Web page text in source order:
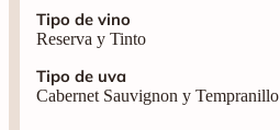
Tipo de vino
Reserva y Tinto
Tipo de uva
Cabernet Sauvignon y Tempranillo